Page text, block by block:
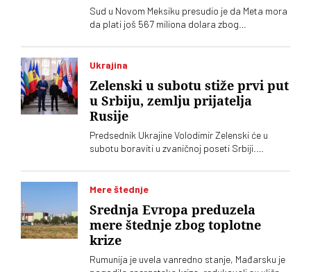
Sud u Novom Meksiku presudio je da Meta mora
da plati još 567 miliona dolara zbog
platformama. Kompnija odbacuje optužbe i
najavljuje žalbu
Ukrajina
Zelenski u subotu stiže prvi put
u Srbiju, zemlju prijatelja
Rusije
Predsednik Ukrajine Volodimir Zelenski će u
subotu boraviti u zvaničnoj poseti Srbiji.
Vučić, saopštila je služba za saradnju sa
medijima šefa srpske države
Mere štednje
Srednja Evropa preduzela
mere štednje zbog toplotne
krize
Rumunija je uvela vanredno stanje, Mađarsku je